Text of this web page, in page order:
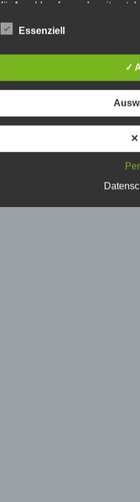
für Anschlussfragen
Die Verarbeitung der in das
DSGVO). Ein Widerruf Ihrer
möglich. Für den Widerruf
Datenverarbeitungsvorgänge
Über das Kontaktformular
uns zur Löschung auffordern,
oder keine Notwendigkeit der
gesetzliche Bestimmungen -
unberührt.
Für Integration und Darstellung
Cherry Ave., San Bruno, CA
Essenziell
✓
✕